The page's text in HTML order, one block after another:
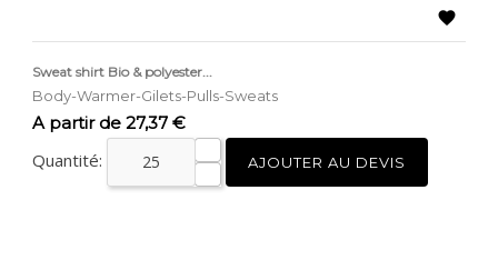

Sweat shirt Bio & polyester...
Body-Warmer-Gilets-Pulls-Sweats
Prix
A partir de 27,37 €
Quantité: AJOUTER AU DEVIS